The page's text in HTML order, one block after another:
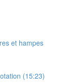
et hampes
(15:23)